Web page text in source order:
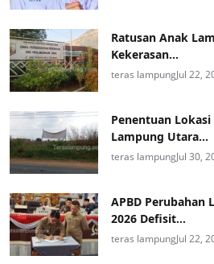
Ratusan Anak
Kekerasan...
teras lampungJul 22,
Penentuan
Lampung Utara...
teras lampungJul 30,
APBD Perubahan
2026 Defisit...
teras lampungJul 22,